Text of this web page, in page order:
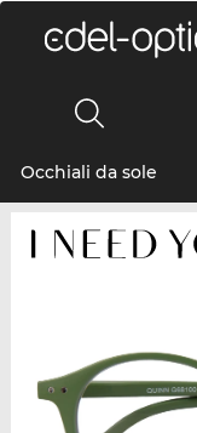
Occhiali da sole